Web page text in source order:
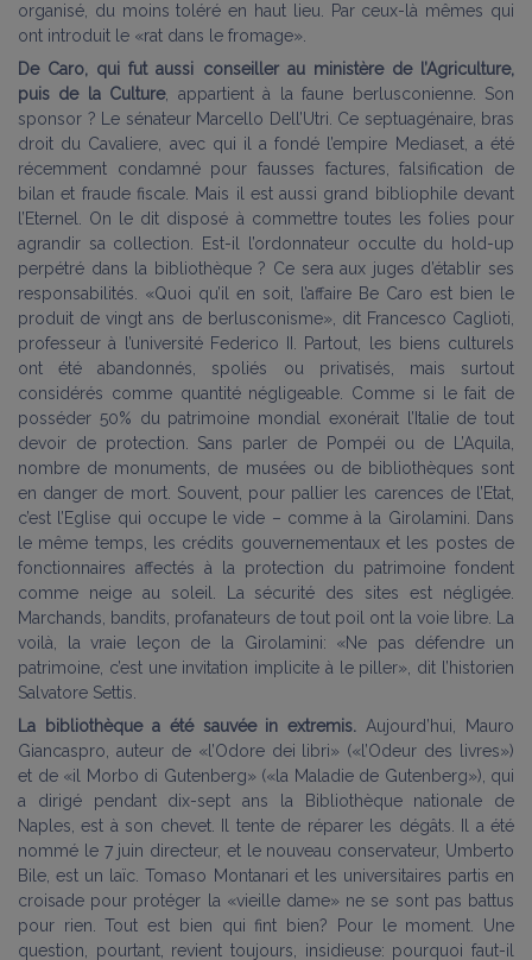
organisé, du moins toléré en haut lieu. Par ceux-là mêmes qui
ont introduit le «rat dans le fromage».
De Caro, qui fut aussi conseiller au ministère de l’Agriculture,
puis de la Culture, appartient à la faune berlusconienne. Son
sponsor ? Le sénateur Marcello Dell’Utri. Ce septuagénaire, bras
droit du Cavaliere, avec qui il a fondé l’empire Mediaset, a été
récemment condamné pour fausses factures, falsification de
bilan et fraude fiscale. Mais il est aussi grand bibliophile devant
l’Eternel. On le dit disposé à commettre toutes les folies pour
agrandir sa collection. Est-il l’ordonnateur occulte du hold-up
perpétré dans la bibliothèque ? Ce sera aux juges d’établir ses
responsabilités. «Quoi qu’il en soit, l’affaire Be Caro est bien le
produit de vingt ans de berlusconisme», dit Francesco Caglioti,
professeur à l’université Federico II. Partout, les biens culturels
ont été abandonnés, spoliés ou privatisés, mais surtout
considérés comme quantité négligeable. Comme si le fait de
posséder 50% du patrimoine mondial exonérait l’Italie de tout
devoir de protection. Sans parler de Pompéi ou de L’Aquila,
nombre de monuments, de musées ou de bibliothèques sont
en danger de mort. Souvent, pour pallier les carences de l’Etat,
c’est l’Eglise qui occupe le vide – comme à la Girolamini. Dans
le même temps, les crédits gouvernementaux et les postes de
fonctionnaires affectés à la protection du patrimoine fondent
comme neige au soleil. La sécurité des sites est négligée.
Marchands, bandits, profanateurs de tout poil ont la voie libre. La
voilà, la vraie leçon de la Girolamini: «Ne pas défendre un
patrimoine, c’est une invitation implicite à le piller», dit l’historien
Salvatore Settis.
La bibliothèque a été sauvée in extremis. Aujourd’hui, Mauro
Giancaspro, auteur de «l’Odore dei libri» («l’Odeur des livres»)
et de «il Morbo di Gutenberg» («la Maladie de Gutenberg»), qui
a dirigé pendant dix-sept ans la Bibliothèque nationale de
Naples, est à son chevet. Il tente de réparer les dégâts. Il a été
nommé le 7 juin directeur, et le nouveau conservateur, Umberto
Bile, est un laïc. Tomaso Montanari et les universitaires partis en
croisade pour protéger la «vieille dame» ne se sont pas battus
pour rien. Tout est bien qui fint bien? Pour le moment. Une
question, pourtant, revient toujours, insidieuse: pourquoi faut-il